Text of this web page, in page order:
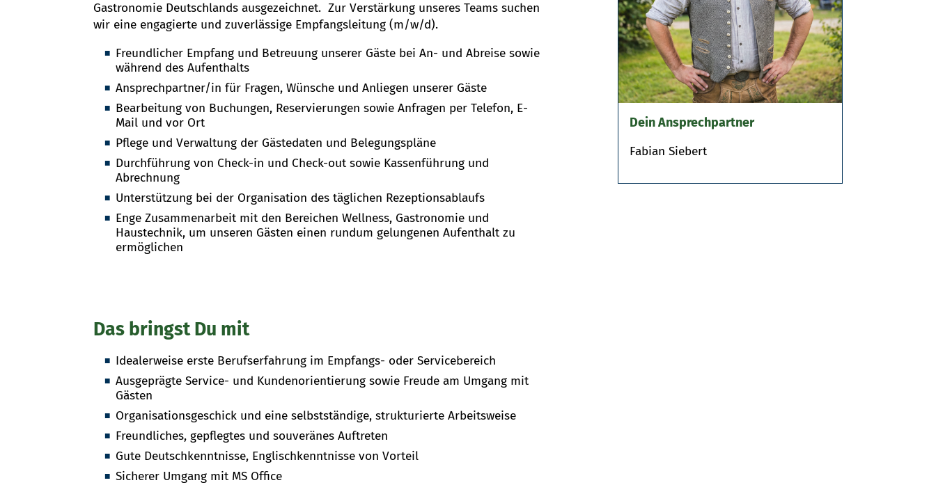
Gastronomie Deutschlands ausgezeichnet. Zur Verstärkung unseres Teams suchen
wir eine engagierte und zuverlässige Empfangsleitung (m/w/d).
Freundlicher Empfang und Betreuung unserer Gäste bei An- und Abreise sowie
während des Aufenthalts
Ansprechpartner/in für Fragen, Wünsche und Anliegen unserer Gäste
Bearbeitung von Buchungen, Reservierungen sowie Anfragen per Telefon, E-
Mail und vor Ort
Pflege und Verwaltung der Gästedaten und Belegungspläne
Durchführung von Check-in und Check-out sowie Kassenführung und
Abrechnung
Unterstützung bei der Organisation des täglichen Rezeptionsablaufs
Enge Zusammenarbeit mit den Bereichen Wellness, Gastronomie und
Haustechnik, um unseren Gästen einen rundum gelungenen Aufenthalt zu
ermöglichen
Das bringst Du mit
Idealerweise erste Berufserfahrung im Empfangs- oder Servicebereich
Ausgeprägte Service- und Kundenorientierung sowie Freude am Umgang mit
Gästen
Organisationsgeschick und eine selbstständige, strukturierte Arbeitsweise
Freundliches, gepflegtes und souveränes Auftreten
Gute Deutschkenntnisse, Englischkenntnisse von Vorteil
Sicherer Umgang mit MS Office
Dein Ansprechpartner
Fabian Siebert